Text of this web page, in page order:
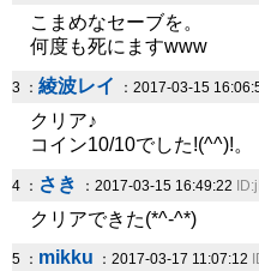
こまめなセーブを。
何度も死にますwww
3 ： 綾波レイ ：2017-03-15
クリア♪
コイン10/10でした!(^^)!。
4 ： さき ：2017-03-15 16:49:22
クリアできた(*^-^*)
5 ： mikku ：2017-03-17 11:07:12